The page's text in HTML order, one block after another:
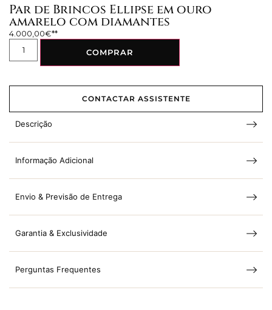
Par de Brincos Ellipse em ouro
amarelo com diamantes
4.000,00€
COMPRAR
CONTACTAR ASSISTENTE
Descrição
Informação Adicional
Envio & Previsão de Entrega
Garantia & Exclusividade
Perguntas Frequentes